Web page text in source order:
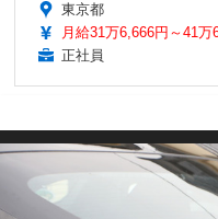
東京都
月給31万6,666円～41万
正社員